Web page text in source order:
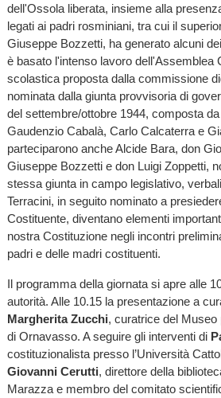
dell'Ossola liberata, insieme alla
legati ai padri rosminiani, tra cui il
Giuseppe Bozzetti, ha generato alcuni
è basato l'intenso lavoro dell'Assemblea
scolastica proposta dalla commissione
nominata dalla giunta provvisoria di
del settembre/ottobre 1944, composta
Gaudenzio Cabalà, Carlo Calcaterra e
parteciparono anche Alcide Bara, don
Giuseppe Bozzetti e don Luigi Zoppetti,
stessa giunta in campo legislativo,
Terracini, in seguito nominato a
Costituente, diventano elementi
nostra Costituzione negli incontri
padri e delle madri costituenti.
Il programma della giornata si apre alle
autorità. Alle 10.15 la presentazione a
Margherita Zucchi, curatrice del Museo
di Ornavasso. A seguire gli interventi di
costituzionalista presso l’Università
Giovanni Cerutti, direttore della
Marazza e membro del comitato